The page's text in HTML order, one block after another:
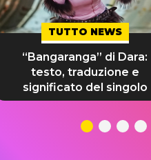
TUTTO NEWS
“Bangaranga” di Dara:
testo, traduzione e
significato del singolo